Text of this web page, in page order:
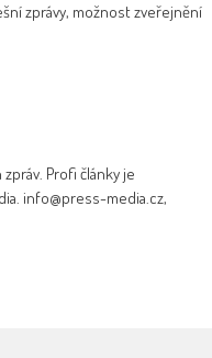
zprávy, možnost zveřejnění
Profi články je
info@press-media.cz,